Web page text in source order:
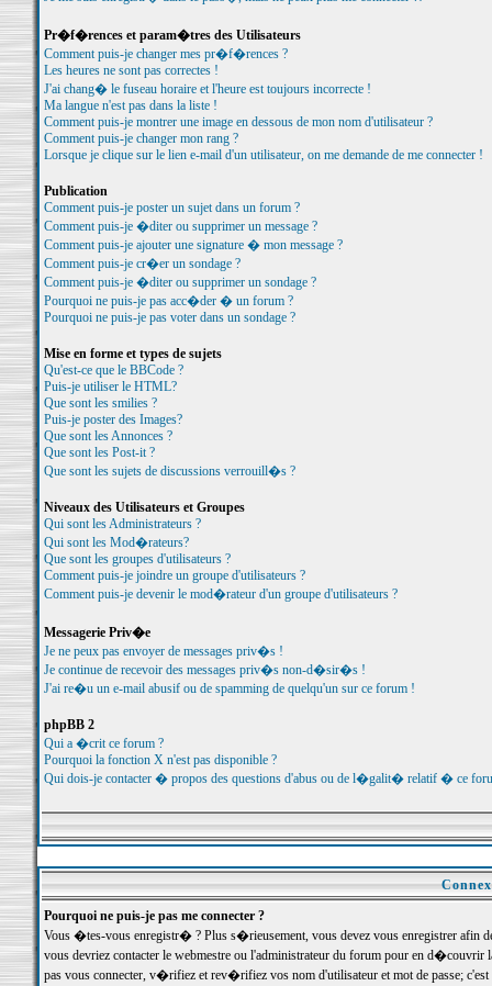
Pr�f�rences et param�tres des Utilisateurs
Comment puis-je changer mes pr�f�rences ?
Les heures ne sont pas correctes !
J'ai chang� le fuseau horaire et l'heure est toujours incorrecte !
Ma langue n'est pas dans la liste !
Comment puis-je montrer une image en dessous de mon nom d'utilisateur ?
Comment puis-je changer mon rang ?
Lorsque je clique sur le lien e-mail d'un utilisateur, on me demande de me connecter !
Publication
Comment puis-je poster un sujet dans un forum ?
Comment puis-je �diter ou supprimer un message ?
Comment puis-je ajouter une signature � mon message ?
Comment puis-je cr�er un sondage ?
Comment puis-je �diter ou supprimer un sondage ?
Pourquoi ne puis-je pas acc�der � un forum ?
Pourquoi ne puis-je pas voter dans un sondage ?
Mise en forme et types de sujets
Qu'est-ce que le BBCode ?
Puis-je utiliser le HTML?
Que sont les smilies ?
Puis-je poster des Images?
Que sont les Annonces ?
Que sont les Post-it ?
Que sont les sujets de discussions verrouill�s ?
Niveaux des Utilisateurs et Groupes
Qui sont les Administrateurs ?
Qui sont les Mod�rateurs?
Que sont les groupes d'utilisateurs ?
Comment puis-je joindre un groupe d'utilisateurs ?
Comment puis-je devenir le mod�rateur d'un groupe d'utilisateurs ?
Messagerie Priv�e
Je ne peux pas envoyer de messages priv�s !
Je continue de recevoir des messages priv�s non-d�sir�s !
J'ai re�u un e-mail abusif ou de spamming de quelqu'un sur ce forum !
phpBB 2
Qui a �crit ce forum ?
Pourquoi la fonction X n'est pas disponible ?
Qui dois-je contacter � propos des questions d'abus ou de l�galit� relatif � ce
Pourquoi ne puis-je pas me connecter ?
Vous �tes-vous enregistr� ? Plus s�rieusement, vous devez vous enregistrer
vous devriez contacter le webmestre ou l'administrateur du forum pour en
pas vous connecter, v�rifiez et rev�rifiez vos nom d'utilisateur et mot de passe;